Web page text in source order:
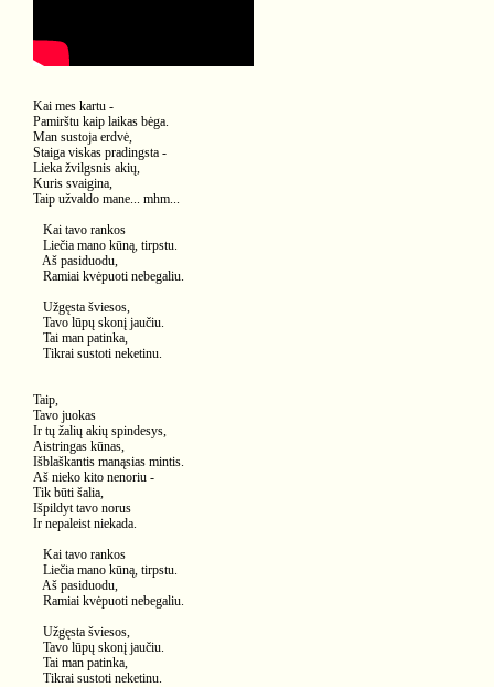
Kai mes kartu -
Pamirštu kaip laikas bėga.
Man sustoja erdvė,
Staiga viskas pradingsta -
Lieka žvilgsnis akių,
Kuris svaigina,
Taip užvaldo mane... mhm...
Kai tavo rankos
Liečia mano kūną, tirpstu.
Aš pasiduodu,
Ramiai kvėpuoti nebegaliu.
Užgęsta šviesos,
Tavo lūpų skonį jaučiu.
Tai man patinka,
Tikrai sustoti neketinu.
Taip,
Tavo juokas
Ir tų žalių akių spindesys,
Aistringas kūnas,
Išblaškantis manąsias mintis.
Aš nieko kito nenoriu -
Tik būti šalia,
Išpildyt tavo norus
Ir nepaleist niekada.
Kai tavo rankos
Liečia mano kūną, tirpstu.
Aš pasiduodu,
Ramiai kvėpuoti nebegaliu.
Užgęsta šviesos,
Tavo lūpų skonį jaučiu.
Tai man patinka,
Tikrai sustoti neketinu.